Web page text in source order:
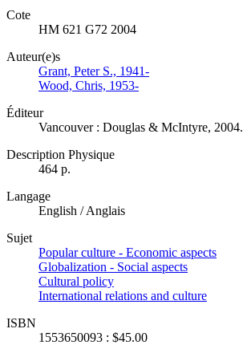
Cote
HM 621 G72 2004
Auteur(e)s
Grant, Peter S., 1941-
Wood, Chris, 1953-
Éditeur
Vancouver : Douglas & McIntyre, 2004.
Description Physique
464 p.
Langage
English / Anglais
Sujet
Popular culture - Economic aspects
Globalization - Social aspects
Cultural policy
International relations and culture
ISBN
1553650093 : $45.00